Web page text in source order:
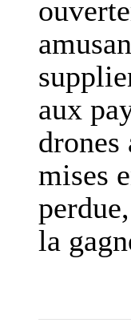
aux
drones
mises
la